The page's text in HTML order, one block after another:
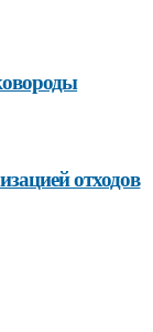
отходов